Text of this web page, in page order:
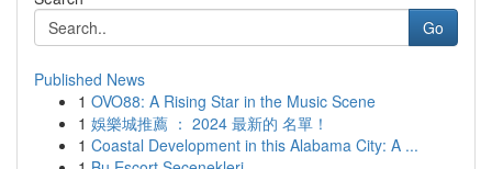
Go
Published News
1 OVO88: A Rising Star in the Music Scene
1 娛樂城推薦 ： 2024 最新的 名單！
1 Coastal Development in this Alabama City: A ...